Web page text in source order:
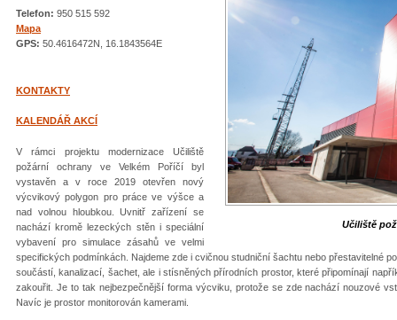
Učiliště
Telefon: 950 515 592
Mapa
GPS: 50.4616472N, 16.1843564E
KONTAKTY
KALENDÁŘ AKCÍ
V rámci projektu modernizace Učiliště
požární ochrany ve Velkém Poříčí byl
vystavěn a v roce 2019 otevřen nový
výcvikový polygon pro práce ve výšce a
nad volnou hloubkou. Uvnitř zařízení se
nachází kromě lezeckých stěn i speciální
vybavení pro simulace zásahů ve velmi
specifických podmínkách. Najdeme zde i cvičnou studniční šachtu nebo přestavitelné
součástí, kanalizací, šachet, ale i stísněných přírodních prostor, které připomínají
zakouřit. Je to tak nejbezpečnější forma výcviku, protože se zde nachází nouzové
Navíc je prostor monitorován kamerami.